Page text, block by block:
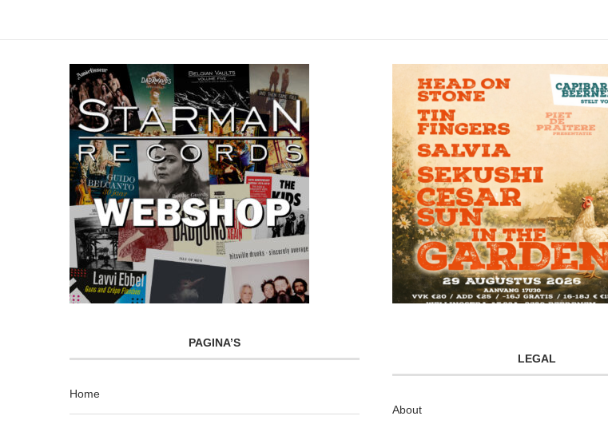
PAGINA’S
Home
LEGAL
About